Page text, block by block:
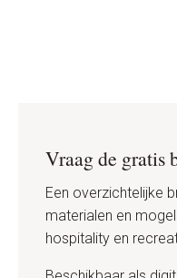
Vraag de gratis
Een overzichtelijke
materialen en
hospitality en